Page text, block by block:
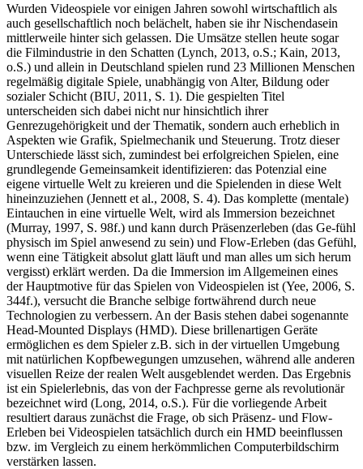
Wurden Videospiele vor einigen Jahren sowohl wirtschaftlich als
auch gesellschaftlich noch belächelt, haben sie ihr Nischendasein
mittlerweile hinter sich gelassen. Die Umsätze stellen heute sogar
die Filmindustrie in den Schatten (Lynch, 2013, o.S.; Kain, 2013,
o.S.) und allein in Deutschland spielen rund 23 Millionen Menschen
regelmäßig digitale Spiele, unabhängig von Alter, Bildung oder
sozialer Schicht (BIU, 2011, S. 1). Die gespielten Titel
unterscheiden sich dabei nicht nur hinsichtlich ihrer
Genrezugehörigkeit und der Thematik, sondern auch erheblich in
Aspekten wie Grafik, Spielmechanik und Steuerung. Trotz dieser
Unterschiede lässt sich, zumindest bei erfolgreichen Spielen, eine
grundlegende Gemeinsamkeit identifizieren: das Potenzial eine
eigene virtuelle Welt zu kreieren und die Spielenden in diese Welt
hineinzuziehen (Jennett et al., 2008, S. 4). Das komplette (mentale)
Eintauchen in eine virtuelle Welt, wird als Immersion bezeichnet
(Murray, 1997, S. 98f.) und kann durch Präsenzerleben (das Ge-fühl
physisch im Spiel anwesend zu sein) und Flow-Erleben (das Gefühl,
wenn eine Tätigkeit absolut glatt läuft und man alles um sich herum
vergisst) erklärt werden. Da die Immersion im Allgemeinen eines
der Hauptmotive für das Spielen von Videospielen ist (Yee, 2006, S.
344f.), versucht die Branche selbige fortwährend durch neue
Technologien zu verbessern. An der Basis stehen dabei sogenannte
Head-Mounted Displays (HMD). Diese brillenartigen Geräte
ermöglichen es dem Spieler z.B. sich in der virtuellen Umgebung
mit natürlichen Kopfbewegungen umzusehen, während alle anderen
visuellen Reize der realen Welt ausgeblendet werden. Das Ergebnis
ist ein Spielerlebnis, das von der Fachpresse gerne als revolutionär
bezeichnet wird (Long, 2014, o.S.). Für die vorliegende Arbeit
resultiert daraus zunächst die Frage, ob sich Präsenz- und Flow-
Erleben bei Videospielen tatsächlich durch ein HMD beeinflussen
bzw. im Vergleich zu einem herkömmlichen Computerbildschirm
verstärken lassen.